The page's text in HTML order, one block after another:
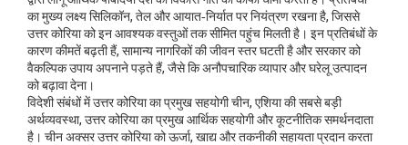
का मुख्य लक्ष्य सिलिकॉन, तेल और आयात‑निर्यात पर नियंत्रण रखना है, जिससे
उत्तर कोरिया को इन आवश्यक वस्तुओं तक सीमित पहुंच मिलती है। इन प्रतिबंधों के
कारण कीमतें बढ़ती हैं, सामान्य नागरिकों की जीवन स्तर घटती है और सरकार को
वैकल्पिक उपाय अपनाने पड़ते हैं, जैसे कि अनौपचारिक व्यापार और घरेलू उत्पादन
को बढ़ावा देना।
विदेशी संबंधों में उत्तर कोरिया का प्रमुख सहयोगीचीन, एशिया की सबसे बड़ी
अर्थव्यवस्था, उत्तर कोरिया का प्रमुख आर्थिक सहयोगी और कूटनीतिक समर्थनदाता
है। चीन अक्सर उत्तर कोरिया को ऊर्जा, खाद्य और तकनीकी सहायता प्रदान करता